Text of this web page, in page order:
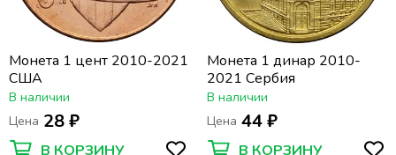
Монета 1 цент 2010-2021
США
В наличии
Цена 28 ₽
В КОРЗИНУ
Монета 1 динар 2010-
2021 Сербия
В наличии
Цена 44 ₽
В КОРЗИНУ